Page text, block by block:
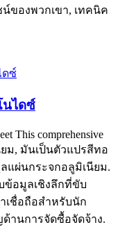
ของพวกเขา, เทคนิค
นไดซ์
This comprehensive
ม, มันเป็นตัวแปรสีทอ
แผ่นกระจกอลูมิเนียม.
ข้อมูลเชิงลึกที่ขับ
เชื่อถือสำหรับนัก
านการจัดซื้อจัดจ้าง.